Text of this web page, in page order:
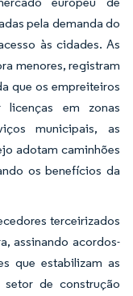
pela demanda do
às cidades. As
menores, registram
que os empreiteiros
licenças em zonas
municipais, as
adotam caminhões
os benefícios da
terceirizados
assinando acordos-
que estabilizam as
de construção